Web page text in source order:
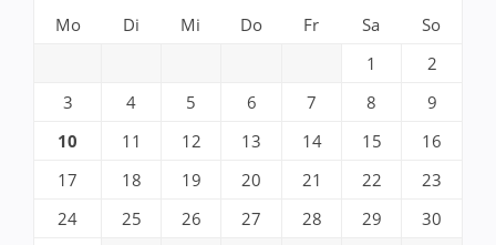
Mo
Di Mi Do Fr Sa
So
1
2
3
4 5 6 7 8
9
10
11 12 13 14 15
16
17
18 19 20 21 22
23
24
25 26 27 28 29
30